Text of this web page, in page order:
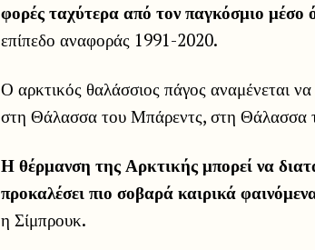
φορές ταχύτερα από τον παγκόσμιο μέσο
επίπεδο αναφοράς 1991-2020.
Ο αρκτικός θαλάσσιος πάγος αναμένεται
στη Θάλασσα του Μπάρεντς, στη Θάλασσα
Η θέρμανση της Αρκτικής μπορεί να
προκαλέσει πιο σοβαρά καιρικά
η Σίμπρουκ.